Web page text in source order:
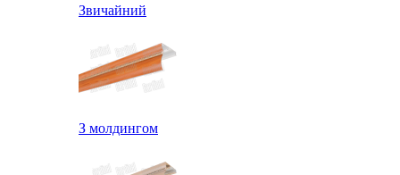
Звичайний
З молдингом